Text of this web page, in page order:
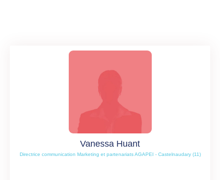
Vanessa Huant
Directrice communication Marketing et partenariats AGAPEI - Castelnaudary (11)